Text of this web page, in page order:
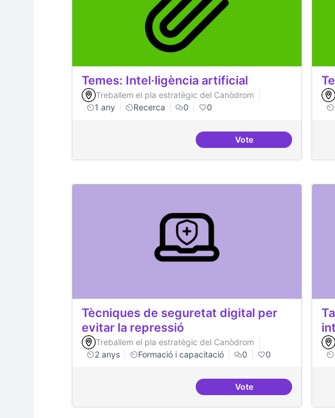
Temes: Intel·ligència artificial
Treballem el pla estratègic del Canòdrom
1 any
Recerca 0 0
VoteTemes: Intel·ligència
Tècniques de seguretat digital per
evitar la repressió
Treballem el pla estratègic del Canòdrom
2 anys
Formació i capacitació 0 0
VoteTècniques de